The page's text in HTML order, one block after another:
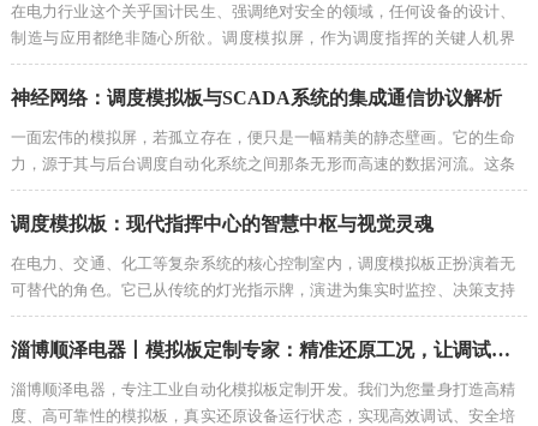
在电力行业这个关乎国计民生、强调绝对安全的领域，任何设备的设计、
制造与应用都绝非随心所欲。调度模拟屏，作为调度指挥的关键人机界
面，其从概念到实体的整个过程，都被一套严密、系统且具有强制力的标
准与规范所约束。...
神经网络：调度模拟板与SCADA系统的集成通信协议解析
一面宏伟的模拟屏，若孤立存在，便只是一幅精美的静态壁画。它的生命
力，源于其与后台调度自动化系统之间那条无形而高速的数据河流。这条
河流中流淌的，不是随意的电流脉冲，而是遵循着严格语法和语义的"语
言"——通信协议。...
调度模拟板：现代指挥中心的智慧中枢与视觉灵魂
在电力、交通、化工等复杂系统的核心控制室内，调度模拟板正扮演着无
可替代的角色。它已从传统的灯光指示牌，演进为集实时监控、决策支持
和应急指挥于一体的智慧中枢。本文将深入探讨调度模拟板如何成为现代
调度的视觉灵魂，并提升整体运营效能。...
淄博顺泽电器丨模拟板定制专家：精准还原工况，让调试更高效、更安全！
淄博顺泽电器，专注工业自动化模拟板定制开发。我们为您量身打造高精
度、高可靠性的模拟板，真实还原设备运行状态，实现高效调试、安全培